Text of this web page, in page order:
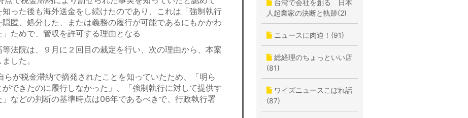
った後も海外送金をし続けたのであり、これは「強制執行
匿、処分した、または義務の履行が可能であるにもかかわ
ためで、管収を許可する理由となる
法院は、９月に２回目の裁定を行い、次の理由から、本案
した。
らが税金滞納で摘発されたことを知っていたため、「明ら
できたのに履行しなかった」、「強制執行に対して提供す
などの判断の基準時点は06年であるべきで、行政執行署
台湾で会社を創る 日本
人起業家の決断と軌跡(2)
ニュースに肉迫！(91)
総経理のちょっといい店
(81)
ワイズニュースこぼれ話
(87)